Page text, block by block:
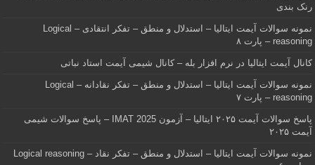
رنک بندی
نمونه سوالات آیمت ایتالیا – استدلال و منطق – تفکر انتقادی – Logical
reasoning – پارت ۸
کانال آیمت ایتالیا در نرم افزار بله – کانال شیمی آیمت استاد نباتی
نمونه سوالات آیمت ایتالیا – استدلال و منطق – تفکر نقادانه – Logical
reasoning – پارت ۷
پاسخ سوالات آیمت ۲۰۲۵ ایتالیا – آزمون IMAT 2025 – پاسخ سوالات شیمی
آیمت ۲۰۲۵
نمونه سوالات آیمت ایتالیا – استدلال و منطق – تفکر نقاد – Logical reasoning